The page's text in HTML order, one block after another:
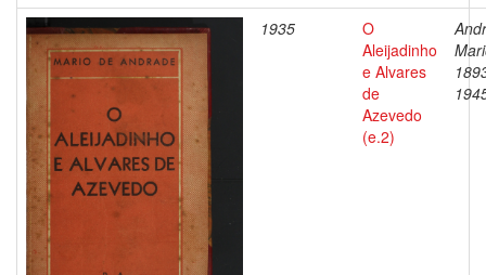
1935
O
Aleijadinho
e Alvares
de
Azevedo
(e.2)